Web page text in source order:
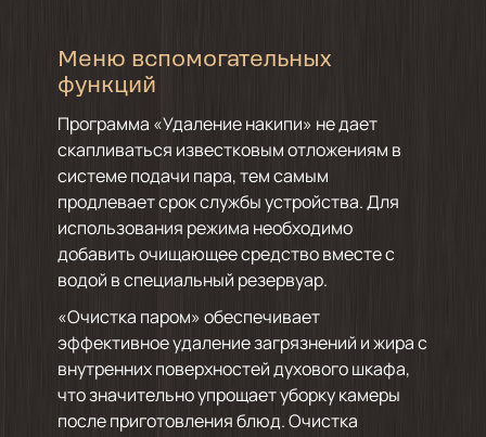
Меню вспомогательных
функций
Программа «Удаление накипи» не дает
скапливаться известковым отложениям в
системе подачи пара, тем самым
продлевает срок службы устройства. Для
использования режима необходимо
добавить очищающее средство вместе с
водой в специальный резервуар.
«Очистка паром» обеспечивает
эффективное удаление загрязнений и жира с
внутренних поверхностей духового шкафа,
что значительно упрощает уборку камеры
после приготовления блюд. Очистка